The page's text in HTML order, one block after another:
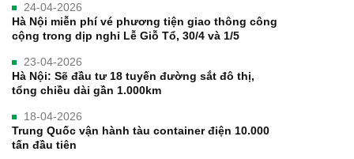
24-04-2026
Hà Nội miễn phí vé phương tiện giao thông công
cộng trong dịp nghỉ Lễ Giỗ Tổ, 30/4 và 1/5
23-04-2026
Hà Nội: Sẽ đầu tư 18 tuyến đường sắt đô thị,
tổng chiều dài gần 1.000km
18-04-2026
Trung Quốc vận hành tàu container điện 10.000
tấn đầu tiên